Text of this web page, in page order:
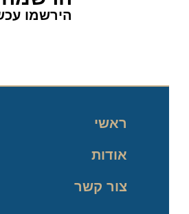
הירשמו
ראשי
אודות
צור קשר